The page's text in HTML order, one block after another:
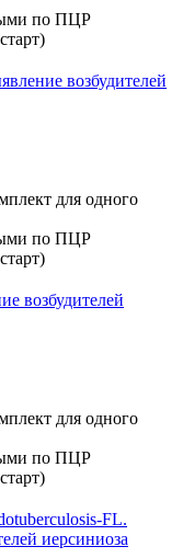
возбудителей
возбудителей
FL.
иерсиниоза